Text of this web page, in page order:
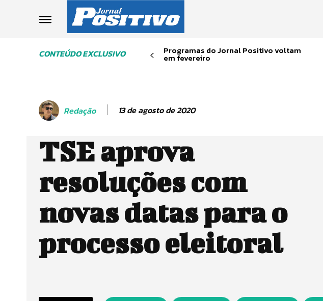
CONTEÚDO EXCLUSIVO Programas do Jornal Positivo voltam
em fevereiro
Redação 13 de agosto de 2020
TSE aprova
resoluções com
novas datas para o
processo eleitoral